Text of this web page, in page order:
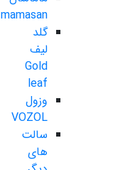
mamasan
گلد
لیف
Gold
leaf
وزول
VOZOL
سالت
های